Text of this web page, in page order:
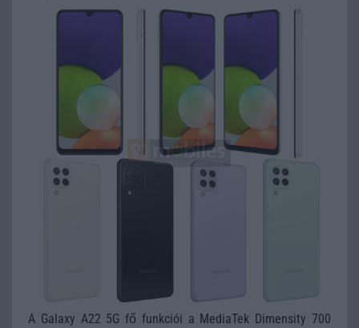
A Galaxy A22 5G fő funkciói a MediaTek Dimensity 700